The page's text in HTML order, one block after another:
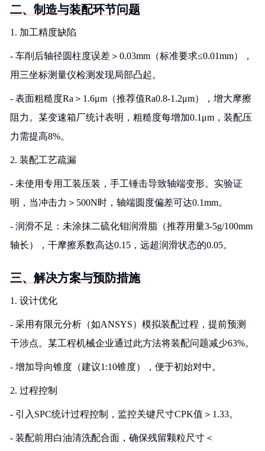
二、制造与装配环节问题
1. 加工精度缺陷
- 车削后轴径圆柱度误差＞0.03mm（标准要求≤0.01mm），
用三坐标测量仪检测发现局部凸起。
- 表面粗糙度Ra＞1.6μm（推荐值Ra0.8-1.2μm），增大摩擦
阻力。某变速箱厂统计表明，粗糙度每增加0.1μm，装配压
力需提高8%。
2. 装配工艺疏漏
- 未使用专用工装压装，手工锤击导致轴端变形。实验证
明，当冲击力＞500N时，轴端圆度偏差可达0.1mm。
- 润滑不足：未涂抹二硫化钼润滑脂（推荐用量3-5g/100mm
轴长），干摩擦系数高达0.15，远超润滑状态的0.05。
三、解决方案与预防措施
1. 设计优化
- 采用有限元分析（如ANSYS）模拟装配过程，提前预测
干涉点。某工程机械企业通过此方法将装配问题减少63%。
- 增加导向锥度（建议1:10锥度），便于初始对中。
2. 过程控制
- 引入SPC统计过程控制，监控关键尺寸CPK值＞1.33。
- 装配前用白油清洗配合面，确保残留颗粒尺寸＜